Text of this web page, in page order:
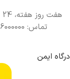
تماس: 6000000-021 آدرس ایمیل:in@rengogame.com
درگاه ایمن